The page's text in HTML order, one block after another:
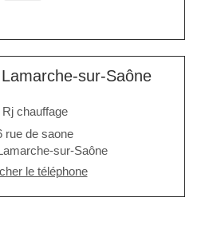
sur-Saône
Rj chauffage
rue de saone
sur-Saône
le téléphone